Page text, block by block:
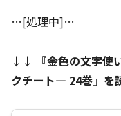
…[処理中]…
↓↓ 『金色の文字使
クチート― 24巻』を